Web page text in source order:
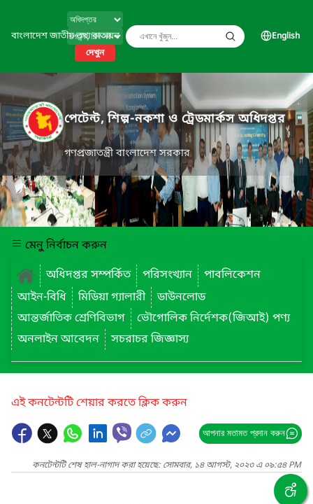
বাংলাদেশ জাতীয় তথ্য বাতায়ন
দেখুন
English
পেটেন্ট, শিল্প-নকশা ও ট্রেডমার্কস অধিদপ্তর
গণপ্রজাতন্ত্রী বাংলাদেশ সরকার
মেনু নির্বাচন করুন
অধিদপ্তর সম্পর্কিত
পরিসংখ্যান
পাবলিকেশন
আইন-বিধি
মিডিয়া গ্যালারী
ডাউনলোড
আন্তর্জাতিক শ্রেণিবিভাগ
ভৌগোলিক নির্দেশক(জিআই) পণ্য
অনলাইন আবেদন
সচরাচর জিজ্ঞাস্য
এই কনটেন্টটি শেয়ার করতে ক্লিক করুন
আপনার মতামত প্রদান করুন
কনটেন্টটি শেষ হাল-নাগাদ করা হয়েছে: সোমবার, ১৪ আগস্ট, ২০২৩ এ ০৯:৫৪ PM